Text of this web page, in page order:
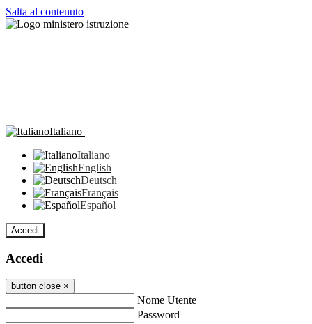
Salta al contenuto
Italiano
Italiano
English
Deutsch
Français
Español
Accedi
Accedi
button close ×
Nome Utente
Password